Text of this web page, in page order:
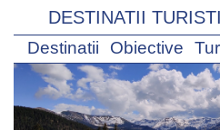
DESTINATII
Destinatii Obiective